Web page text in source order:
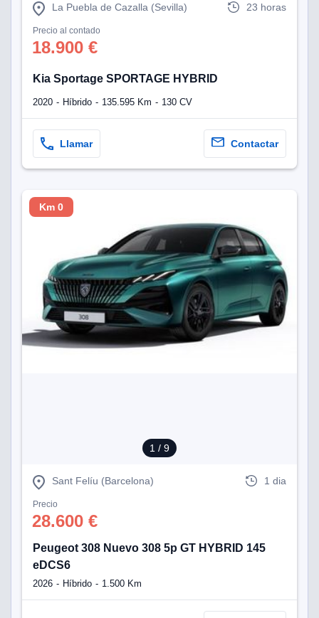
La Puebla de Cazalla (Sevilla) 23 horas
Precio al contado
18.900 €
Kia Sportage SPORTAGE HYBRID
2020 Híbrido 135.595 Km 130 CV
Llamar Contactar
1 / 9
Km 0
Sant Felíu (Barcelona) 1 dia
Precio
28.600 €
Peugeot 308 Nuevo 308 5p GT HYBRID 145
eDCS6
2026 Híbrido 1.500 Km